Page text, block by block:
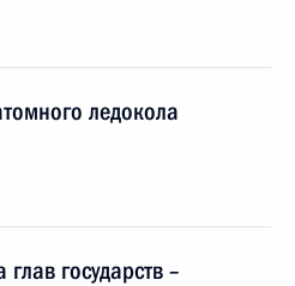
ледокола
государств –